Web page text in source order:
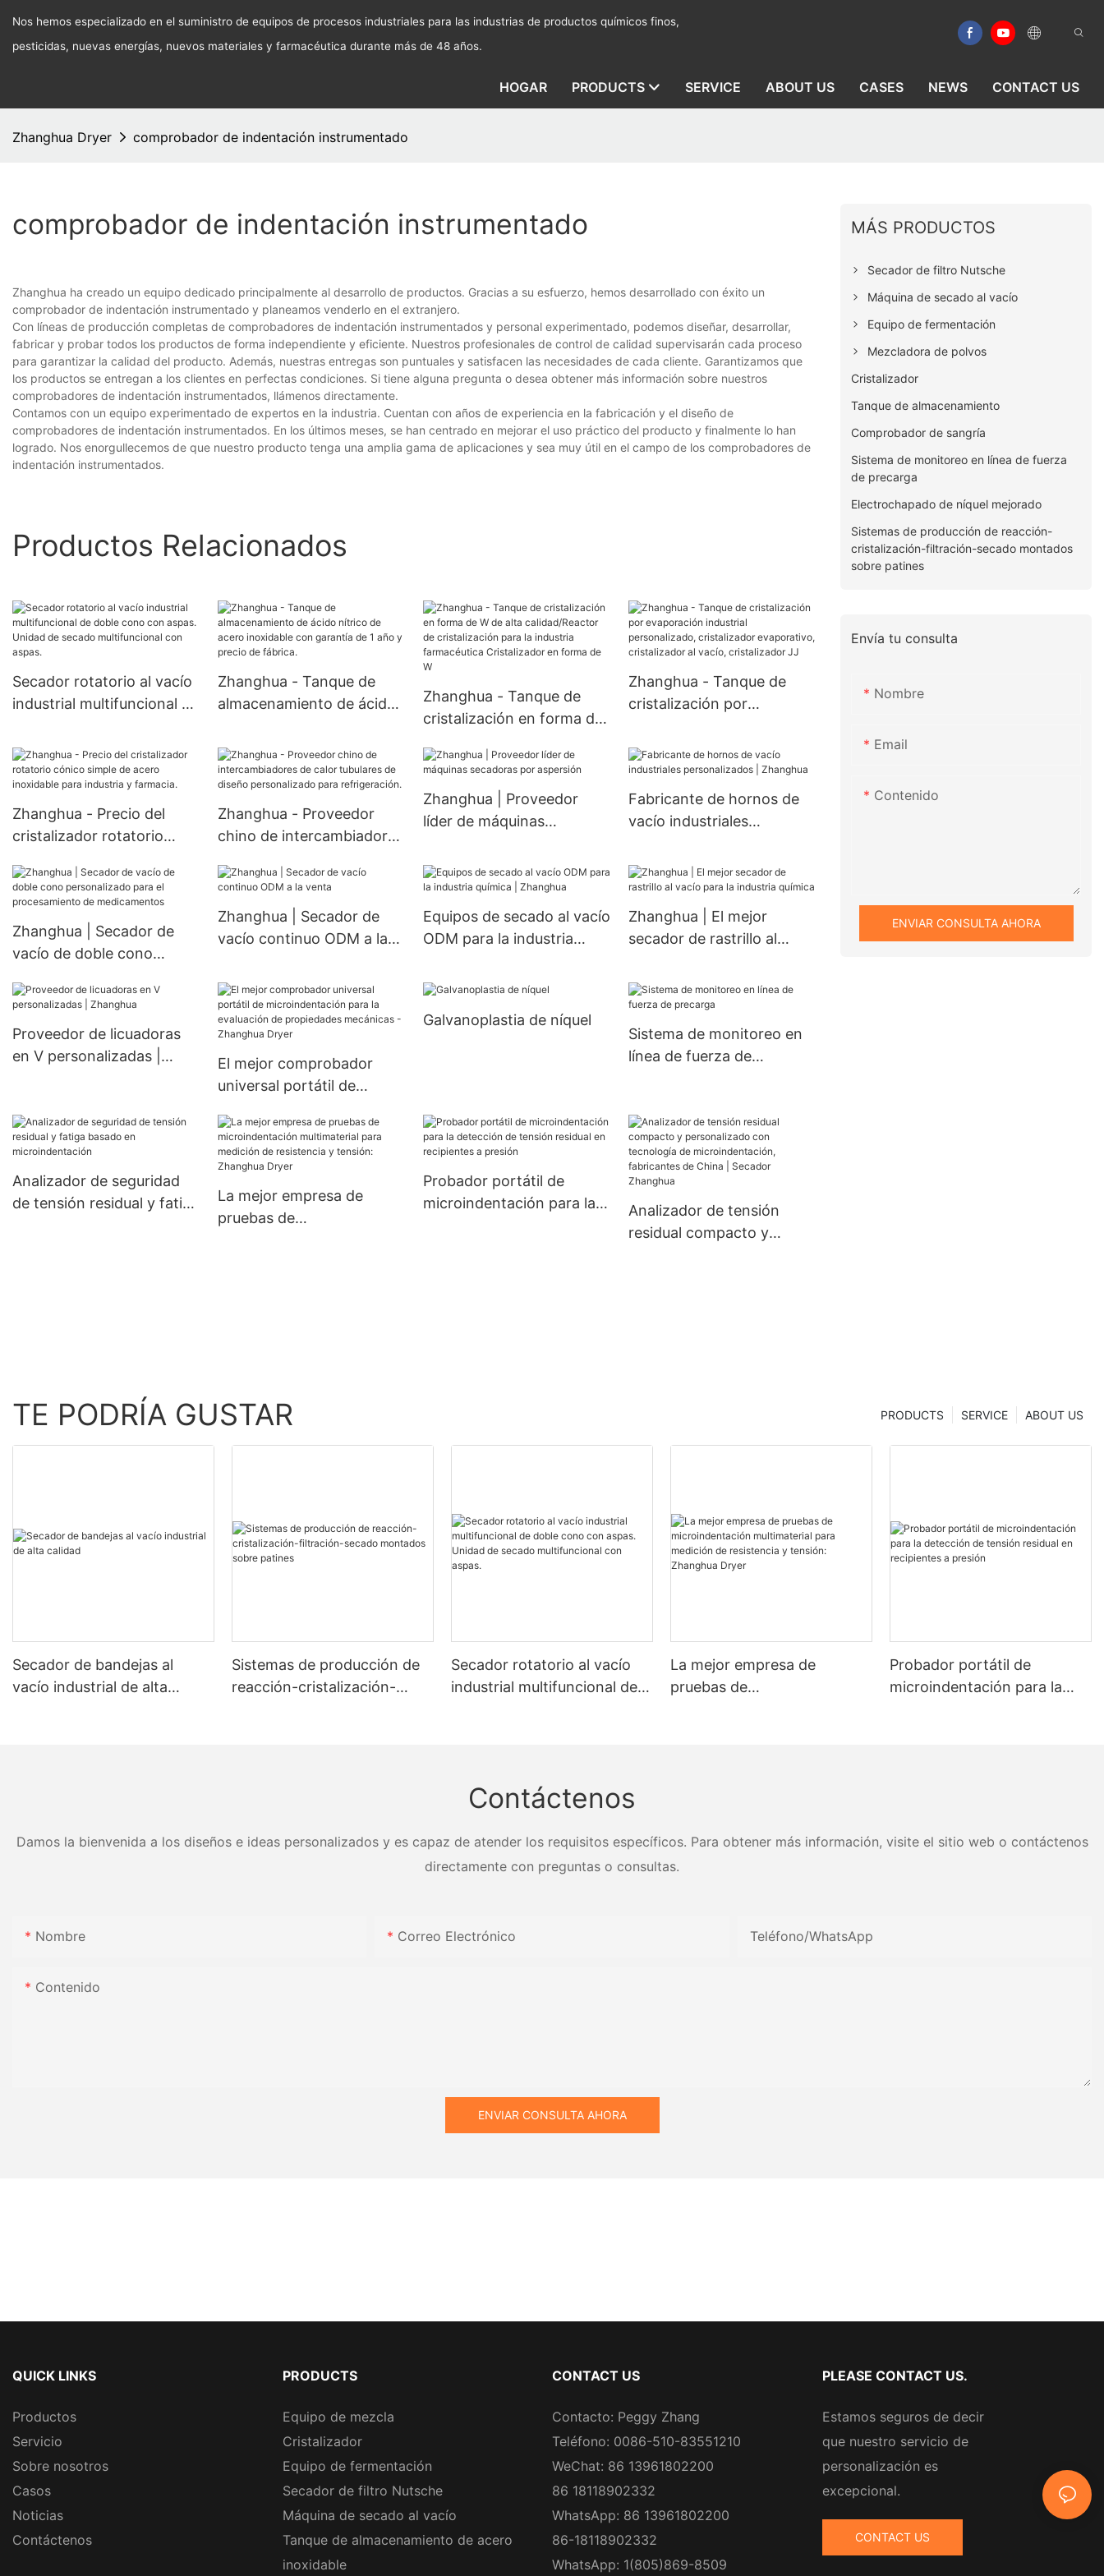
Nos hemos especializado en el suministro de equipos de procesos industriales para las industrias de productos químicos finos,
pesticidas, nuevas energías, nuevos materiales y farmacéutica durante más de 48 años.
HOGAR PRODUCTS SERVICE ABOUT US CASES NEWS CONTACT US
Zhanghua Dryer comprobador de indentación instrumentado
comprobador de indentación instrumentado
Zhanghua ha creado un equipo dedicado principalmente al desarrollo de productos. Gracias a su esfuerzo, hemos desarrollado con éxito un
comprobador de indentación instrumentado y planeamos venderlo en el extranjero.
Con líneas de producción completas de comprobadores de indentación instrumentados y personal experimentado, podemos diseñar, desarrollar,
fabricar y probar todos los productos de forma independiente y eficiente. Nuestros profesionales de control de calidad supervisarán cada proceso
para garantizar la calidad del producto. Además, nuestras entregas son puntuales y satisfacen las necesidades de cada cliente. Garantizamos que
los productos se entregan a los clientes en perfectas condiciones. Si tiene alguna pregunta o desea obtener más información sobre nuestros
comprobadores de indentación instrumentados, llámenos directamente.
Contamos con un equipo experimentado de expertos en la industria. Cuentan con años de experiencia en la fabricación y el diseño de
comprobadores de indentación instrumentados. En los últimos meses, se han centrado en mejorar el uso práctico del producto y finalmente lo han
logrado. Nos enorgullecemos de que nuestro producto tenga una amplia gama de aplicaciones y sea muy útil en el campo de los comprobadores de
indentación instrumentados.
Productos Relacionados
Secador rotatorio al vacío
industrial multifuncional de
Unidad de secado
multifuncional con aspas.
Zhanghua - Tanque de
almacenamiento de ácido
con garantía de 1 año y
precio de fábrica.
Zhanghua - Tanque de
cristalización en forma de
de cristalización para la
industria farmacéutica
Cristalizador en forma de
W
Zhanghua - Tanque de
cristalización por
personalizado,
cristalizador evaporativo,
cristalizador al vacío,
cristalizador JJ
Zhanghua - Precio del
cristalizador rotatorio
inoxidable para industria y
farmacia.
Zhanghua - Proveedor
chino de intercambiadores
diseño personalizado para
Zhanghua | Proveedor
líder de máquinas
Fabricante de hornos de
vacío industriales
Zhanghua
Zhanghua | Secador de
vacío de doble cono
procesamiento de
Zhanghua | Secador de
vacío continuo ODM a la
Equipos de secado al vacío
ODM para la industria
Zhanghua | El mejor
secador de rastrillo al
química
Proveedor de licuadoras
en V personalizadas |
El mejor comprobador
universal portátil de
evaluación de propiedades
mecánicas - Zhanghua
Dryer
Galvanoplastia de níquel
Sistema de monitoreo en
línea de fuerza de
Analizador de seguridad
de tensión residual y fatiga
La mejor empresa de
pruebas de
Probador portátil de
microindentación para la
Analizador de tensión
residual compacto y
MÁS PRODUCTOS
Secador de filtro Nutsche
Máquina de secado al vacío
Equipo de fermentación
Mezcladora de polvos
Cristalizador
Tanque de almacenamiento
Comprobador de sangría
Sistema de monitoreo en línea de fuerza
de precarga
Electrochapado de níquel mejorado
Sistemas de producción de reacción-
cristalización-filtración-secado montados
sobre patines
Envía tu consulta
Nombre
Email
Contenido
ENVIAR CONSULTA AHORA
TE PODRÍA GUSTAR ABOUT US
SERVICE
PRODUCTS
Secador de bandejas al
vacío industrial de alta
Sistemas de producción de
reacción-cristalización-
Secador rotatorio al vacío
industrial multifuncional de
La mejor empresa de
pruebas de
Probador portátil de
microindentación para la
Contáctenos
Damos la bienvenida a los diseños e ideas personalizados y es capaz de atender los requisitos específicos. Para obtener más información, visite el sitio web o contáctenos
directamente con preguntas o consultas.
Nombre Correo Electrónico Teléfono/WhatsApp
Contenido
ENVIAR CONSULTA AHORA
QUICK LINKS
Productos
Servicio
Sobre nosotros
Casos
Noticias
Contáctenos
PRODUCTS
Equipo de mezcla
Cristalizador
Equipo de fermentación
Secador de filtro Nutsche
Máquina de secado al vacío
Tanque de almacenamiento de acero
inoxidable
CONTACT US
Contacto: Peggy Zhang
Teléfono: 0086-510-83551210
WeChat: 86 13961802200
86 18118902332
WhatsApp: 86 13961802200
86-18118902332
WhatsApp: 1(805)869-8509
PLEASE CONTACT US.
Estamos seguros de decir
que nuestro servicio de
personalización es
excepcional.
CONTACT US